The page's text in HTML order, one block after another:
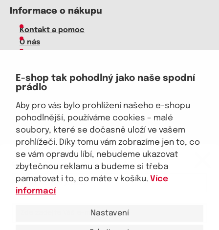
E-shop tak pohodlný jako naše spodní
prádlo
Aby pro vás bylo prohlížení našeho e-shopu
pohodlnější, používáme cookies – malé
soubory, které se dočasně uloží ve vašem
prohlížeči. Díky tomu vám zobrazíme jen to, co
se vám opravdu líbí, nebudeme ukazovat
zbytečnou reklamu a budeme si třeba
pamatovat i to, co máte v košíku. Více
informací
Nastavení
Informace o nákupu
Kontakt a pomoc
O nás
Velkoobchod
Vrácení zboží, reklamace
Obchodní podmínky
Průvodce spokojené ženy
Staňte se naším fanouškem
Jsme důvěryhodný obchod
eKAPO KLUB
Sleva 100 Kč na první nákupnad 1000 Kč